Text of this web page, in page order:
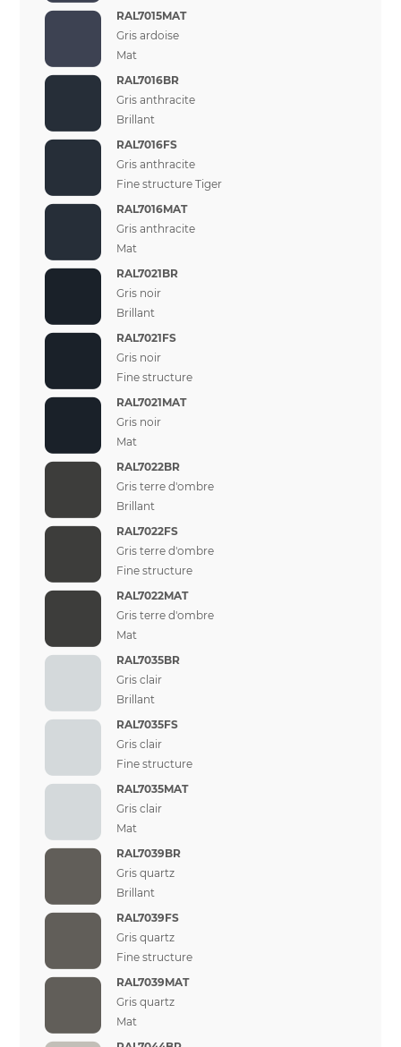
RAL7015MAT
Gris ardoise
Mat
RAL7016BR
Gris anthracite
Brillant
RAL7016FS
Gris anthracite
Fine structure Tiger
RAL7016MAT
Gris anthracite
Mat
RAL7021BR
Gris noir
Brillant
RAL7021FS
Gris noir
Fine structure
RAL7021MAT
Gris noir
Mat
RAL7022BR
Gris terre d'ombre
Brillant
RAL7022FS
Gris terre d'ombre
Fine structure
RAL7022MAT
Gris terre d'ombre
Mat
RAL7035BR
Gris clair
Brillant
RAL7035FS
Gris clair
Fine structure
RAL7035MAT
Gris clair
Mat
RAL7039BR
Gris quartz
Brillant
RAL7039FS
Gris quartz
Fine structure
RAL7039MAT
Gris quartz
Mat